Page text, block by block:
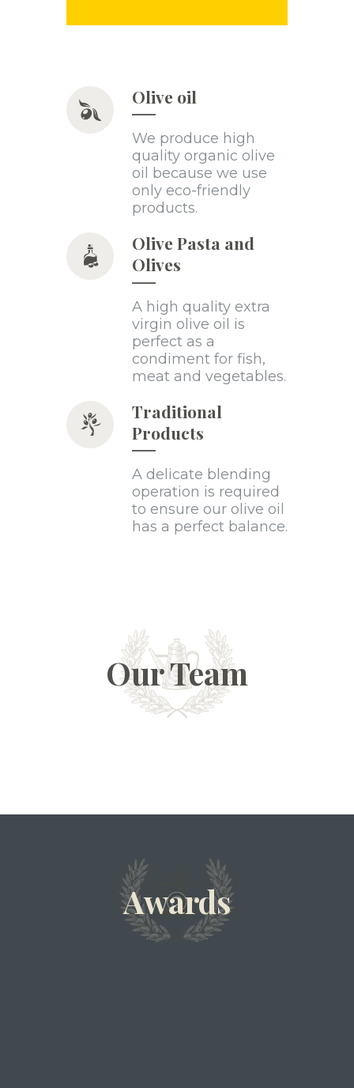
Olive oil
We produce high
quality organic olive
oil because we use
only eco-friendly
products.
Olive Pasta and
Olives
A high quality extra
virgin olive oil is
perfect as a
condiment for fish,
meat and vegetables.
Traditional
Products
A delicate blending
operation is required
to ensure our olive oil
has a perfect balance.
Our Team
Awards